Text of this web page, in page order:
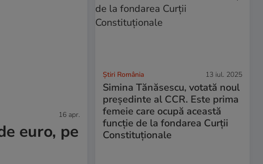
16 apr.
euro, pe
Știri România 13 iul. 2025
Simina Tănăsescu, votată noul
președinte al CCR. Este prima
femeie care ocupă această
funcție de la fondarea Curții
Constituționale